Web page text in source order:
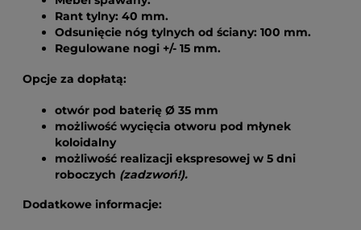
Rant tylny: 40 mm.
Odsunięcie nóg tylnych od ściany: 100 mm.
Regulowane nogi +/- 15 mm.
Opcje za dopłatą:
otwór pod baterię Ø 35 mm
możliwość wycięcia otworu pod młynek
koloidalny
możliwość realizacji ekspresowej w 5 dni
roboczych (zadzwoń!).
Dodatkowe informacje: